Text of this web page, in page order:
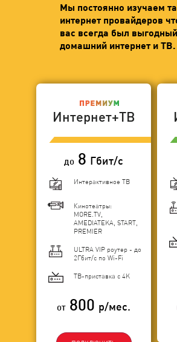
Мы постоянно изучаем
интернет провайдеров
вас всегда был выгодный
домашний интернет и ТВ.
Интернет+ТВ
до 8 Гбит/с
Интерактивное ТВ
Кинотеатры:
MORE.TV,
AMEDIATEKA, START,
PREMIER
ULTRA VIP роутер - до
2Гбит/c по Wi-Fi
ТВ-приставка с 4K
от 800 р/мес.